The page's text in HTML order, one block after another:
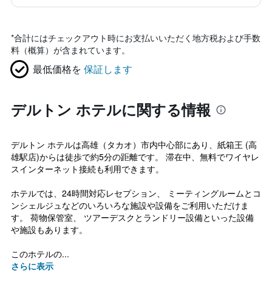
*合計にはチェックアウト時にお支払いいただく地方税および手数
料（概算）が含まれています。
最低価格を 保証します
デルトン ホテルに関する情報
デルトン ホテルは高雄（タカオ）市内中心部にあり、紙箱王 (高
雄駅店)からは徒歩で約5分の距離です。 滞在中、無料でワイヤレ
スインターネット接続も利用できます。
ホテルでは、24時間対応レセプション、 ミーティングルームとコ
ンシェルジュなどのいろいろな施設や設備をご利用いただけま
す。 荷物保管室、 ツアーデスクとランドリー設備といった設備
や施設もあります。
このホテルの...
さらに表示